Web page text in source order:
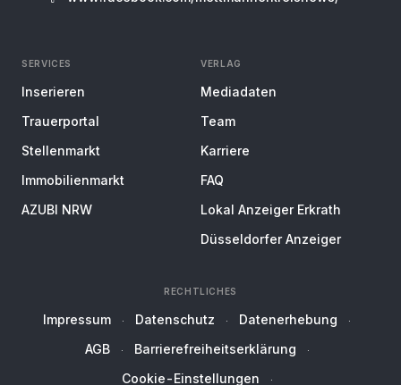
SERVICES
Inserieren
Trauerportal
Stellenmarkt
Immobilienmarkt
AZUBI NRW
VERLAG
Mediadaten
Team
Karriere
FAQ
Lokal Anzeiger Erkrath
Düsseldorfer Anzeiger
RECHTLICHES
Impressum Datenschutz
Datenerhebung
AGB
Barrierefreiheitserklärung
Cookie-Einstellungen